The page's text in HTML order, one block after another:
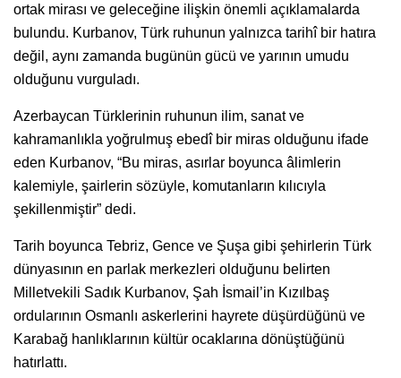
ortak mirası ve geleceğine ilişkin önemli açıklamalarda
bulundu. Kurbanov, Türk ruhunun yalnızca tarihî bir hatıra
değil, aynı zamanda bugünün gücü ve yarının umudu
olduğunu vurguladı.
Azerbaycan Türklerinin ruhunun ilim, sanat ve
kahramanlıkla yoğrulmuş ebedî bir miras olduğunu ifade
eden Kurbanov, “Bu miras, asırlar boyunca âlimlerin
kalemiyle, şairlerin sözüyle, komutanların kılıcıyla
şekillenmiştir” dedi.
Tarih boyunca Tebriz, Gence ve Şuşa gibi şehirlerin Türk
dünyasının en parlak merkezleri olduğunu belirten
Milletvekili Sadık Kurbanov, Şah İsmail’in Kızılbaş
ordularının Osmanlı askerlerini hayrete düşürdüğünü ve
Karabağ hanlıklarının kültür ocaklarına dönüştüğünü
hatırlattı.